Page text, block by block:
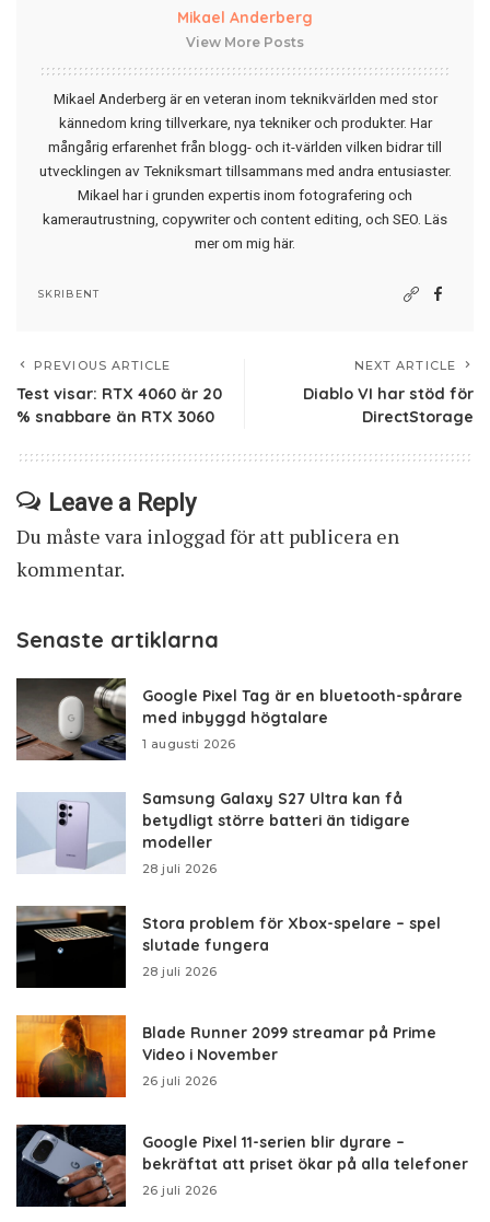
Mikael Anderberg
View More Posts
Mikael Anderberg är en veteran inom teknikvärlden med stor
kännedom kring tillverkare, nya tekniker och produkter. Har
mångårig erfarenhet från blogg- och it-världen vilken bidrar till
utvecklingen av Tekniksmart tillsammans med andra entusiaster.
Mikael har i grunden expertis inom fotografering och
kamerautrustning, copywriter och content editing, och SEO. Läs
mer om mig här.
SKRIBENT
PREVIOUS ARTICLE
Test visar: RTX 4060 är 20
% snabbare än RTX 3060
NEXT ARTICLE
Diablo VI har stöd för
DirectStorage
Leave a Reply
Du måste vara inloggad för att publicera en
kommentar.
Senaste artiklarna
Google Pixel Tag är en bluetooth-spårare
med inbyggd högtalare
1 augusti 2026
Samsung Galaxy S27 Ultra kan få
betydligt större batteri än tidigare
modeller
28 juli 2026
Stora problem för Xbox-spelare – spel
slutade fungera
28 juli 2026
Blade Runner 2099 streamar på Prime
Video i November
26 juli 2026
Google Pixel 11-serien blir dyrare –
bekräftat att priset ökar på alla telefoner
26 juli 2026